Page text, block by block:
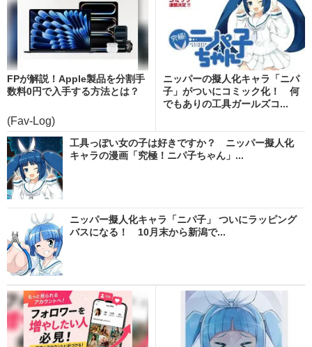
FPが解説！Apple製品を分割手
数料0円で入手する方法とは？
(Fav-Log)
ニッパーの擬人化キャラ「ニパ
子」がついにコミック化！ 何
でもありの工具ガールズコ...
工具っぽい女の子は好きですか？ ニッパー擬人化
キャラの漫画「究極！ニパ子ちゃん」...
ニッパー擬人化キャラ「ニパ子」 ついにラッピング
バスになる！ 10月末から新潟で...